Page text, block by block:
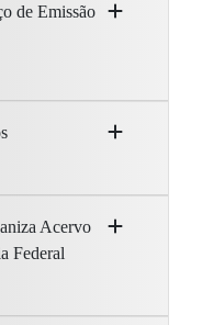
de Emissão
Acervo
Federal